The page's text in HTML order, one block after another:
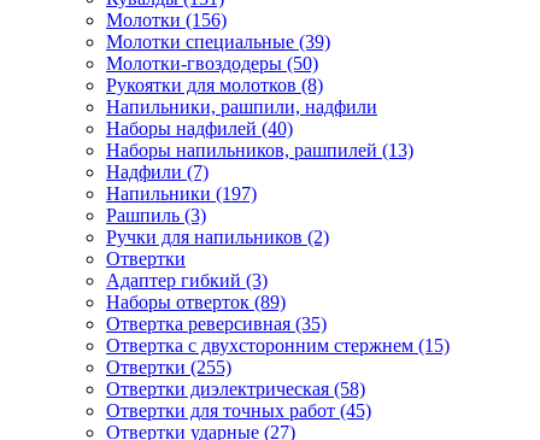
Молотки (156)
Молотки специальные (39)
Молотки-гвоздодеры (50)
Рукоятки для молотков (8)
Напильники, рашпили, надфили
Наборы надфилей (40)
Наборы напильников, рашпилей (13)
Надфили (7)
Напильники (197)
Рашпиль (3)
Ручки для напильников (2)
Отвертки
Адаптер гибкий (3)
Наборы отверток (89)
Отвертка реверсивная (35)
Отвертка с двухсторонним стержнем (15)
Отвертки (255)
Отвертки диэлектрическая (58)
Отвертки для точных работ (45)
Отвертки ударные (27)